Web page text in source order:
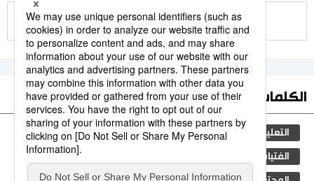
للمزيد
الكلمات الأكثر بحثا
التعليم الياباني مجتمع الجنس طوكيو
الفتيات